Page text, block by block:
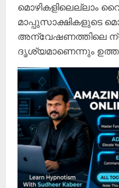
മാപ്പുസാക്ഷികളുടെ
അന്വേഷണത്തിലെ
ദൃശ്യമാണെന്നും